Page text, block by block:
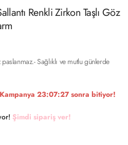
Renkli Zirkon Taşlı Göz
Sağlıklı ve mutlu günlerde
Kampanya 23:07:27sonra bitiyor!
Şimdi sipariş ver!